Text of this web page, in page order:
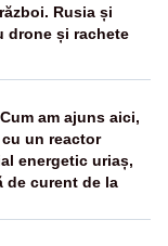
Rusia și
drone și rachete
am ajuns aici,
un reactor
energetic uriaș,
de curent de la